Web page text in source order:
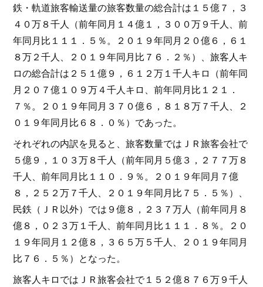
鉄・軌道旅客輸送量の旅客数量の総合計は１５億７，３
４０万８千人（前年同月１４億１，３００万９千人、前
年同月比１１１．５％。２０１９年同月２０億６，６１
８万２千人、２０１９年同月比７６．２％）、旅客人キ
ロの総合計は２５１億９，６１２万１千人キロ（前年同
月２０７億１０９万４千人キロ、前年同月比１２１．
７％。２０１９年同月３７０億６，８１８万７千人、２
０１９年同月比６８．０％）であった。
それぞれの内訳を見ると、旅客数量ではＪＲ旅客会社で
５億９，１０３万８千人（前年同月５億３，２７７万８
千人、前年同月比１１０．９％。２０１９年同月７億
８，２５２万７千人、２０１９年同月比７５．５％）、
民鉄（ＪＲ以外）では９億８，２３７万人（前年同月８
億８，０２３万１千人、前年同月比１１１．８％。２０
１９年同月１２億８，３６５万５千人、２０１９年同月
比７６．５％）となった。
旅客人キロではＪＲ旅客会社で１５２億８７６万９千人